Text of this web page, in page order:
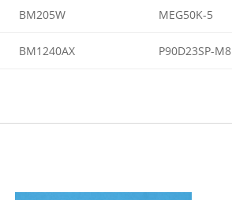
BM205W MEG50K-5
BM1240AX P90D23SP-M8